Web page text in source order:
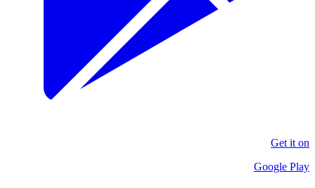
Get it on
Google Play